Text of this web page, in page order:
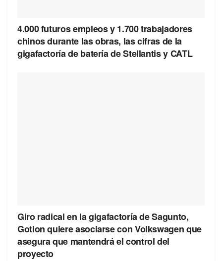
4.000 futuros empleos y 1.700 trabajadores
chinos durante las obras, las cifras de la
gigafactoría de batería de Stellantis y CATL
Giro radical en la gigafactoría de Sagunto,
Gotion quiere asociarse con Volkswagen que
asegura que mantendrá el control del
proyecto